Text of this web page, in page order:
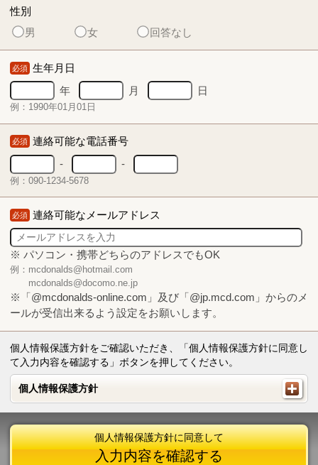
性別
男
女 回答なし
必須 生年月日
年
月 日
例：1990年01月01日
必須 連絡可能な電話番号
-
-
例：090-1234-5678
必須 連絡可能なメールアドレス
※ パソコン・携帯どちらのアドレスでもOK
例：mcdonalds@hotmail.com
mcdonalds@docomo.ne.jp
※「@mcdonalds-online.com」及び「@jp.mcd.com」からのメ
ールが受信出来るよう設定をお願いします。
個人情報保護方針をご確認いただき、「個人情報保護方針に同意し
て入力内容を確認する」ボタンを押してください。
個人情報保護方針
個人情報保護方針
個人情報保護方針に同意して
入力内容を確認する